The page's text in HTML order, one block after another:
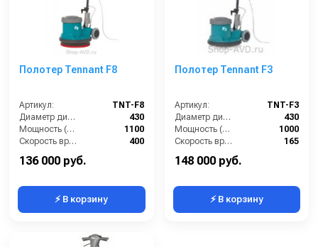
Полотер Tennant F8
Артикул:
TNT-F8
Диаметр диска / рабочая ширина (мм):
430
Мощность (Вт):
1100
Скорость вращения щётки (об/мин):
400
136 000 руб.
⚡ В корзину
Полотер Tennant F3
Артикул:
TNT-F3
Диаметр диска / рабочая ширина (мм):
430
Мощность (Вт):
1000
Скорость вращения щётки (об/мин):
165
148 000 руб.
⚡ В корзину